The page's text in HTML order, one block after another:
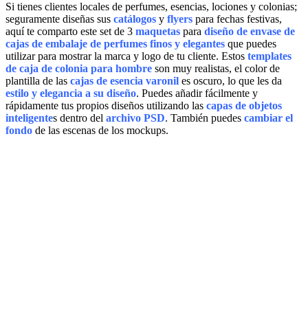
Si tienes clientes locales de perfumes, esencias, lociones y colonias;
seguramente diseñas sus catálogos y flyers para fechas festivas,
aquí te comparto este set de 3 maquetas para diseño de envase de
cajas de embalaje de perfumes finos y elegantes que puedes
utilizar para mostrar la marca y logo de tu cliente. Estos templates
de caja de colonia para hombre son muy realistas, el color de
plantilla de las cajas de esencia varonil es oscuro, lo que les da
estilo y elegancia a su diseño. Puedes añadir fácilmente y
rápidamente tus propios diseños utilizando las capas de objetos
inteligentes dentro del archivo PSD. También puedes cambiar el
fondo de las escenas de los mockups.